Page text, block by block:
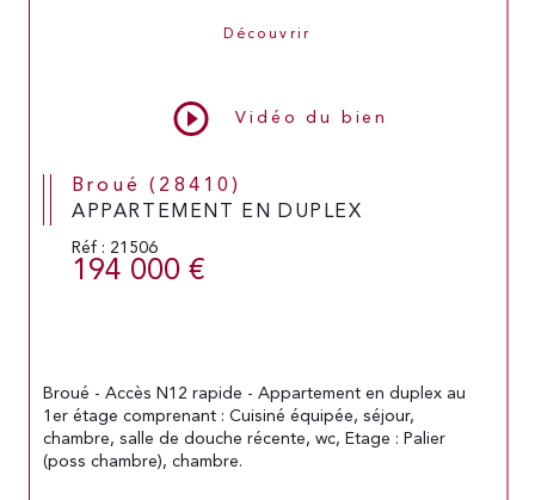
Découvrir
Vidéo du bien
Broué (28410)
APPARTEMENT EN DUPLEX
Réf : 21506
194 000 €
Broué - Accès N12 rapide - Appartement en duplex au
1er étage comprenant : Cuisiné équipée, séjour,
chambre, salle de douche récente, wc, Etage : Palier
(poss chambre), chambre.